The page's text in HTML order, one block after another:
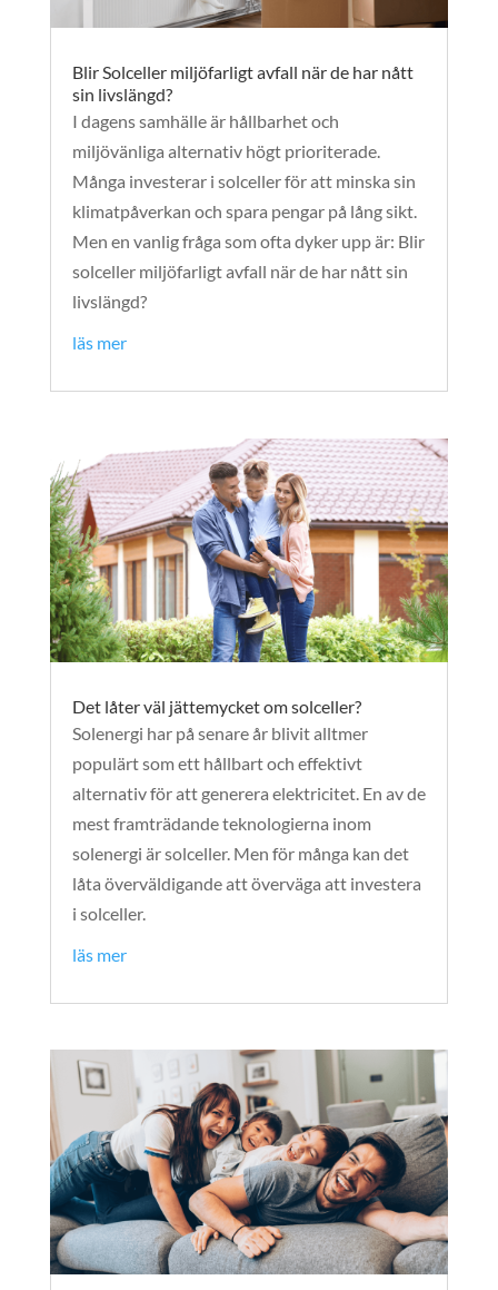
Blir Solceller miljöfarligt avfall när de har nått
sin livslängd?
I dagens samhälle är hållbarhet och
miljövänliga alternativ högt prioriterade.
Många investerar i solceller för att minska sin
klimatpåverkan och spara pengar på lång sikt.
Men en vanlig fråga som ofta dyker upp är: Blir
solceller miljöfarligt avfall när de har nått sin
livslängd?
läs mer
Det låter väl jättemycket om solceller?
Solenergi har på senare år blivit alltmer
populärt som ett hållbart och effektivt
alternativ för att generera elektricitet. En av de
mest framträdande teknologierna inom
solenergi är solceller. Men för många kan det
låta överväldigande att överväga att investera
i solceller.
läs mer